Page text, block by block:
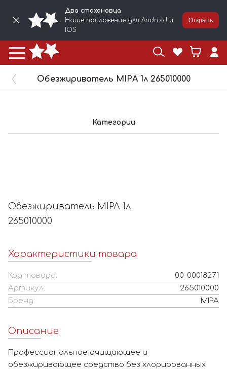
Два стахановца
Наше приложение для Android и
IOS
Открыть
Обезжириватель MIPA 1л 265010000
Категории
Обезжириватель MIPA 1л
265010000
Характеристики товара
Код товара:
00-00018271
Артикул:
265010000
Бренд:
MIPA
Описание
Профессиональное очищающее и
обезжиривающее средство без хлорированных